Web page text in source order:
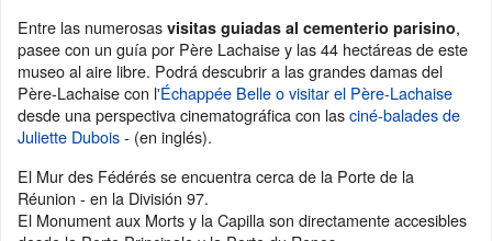
Entre las numerosas visitas guiadas al cementerio parisino,
pasee con un guía por Père Lachaise y las 44 hectáreas de este
museo al aire libre. Podrá descubrir a las grandes damas del
Père-Lachaise con l'Échappée Belle o visitar el Père-Lachaise
desde una perspectiva cinematográfica con lasciné-balades de
Juliette Dubois- (en inglés).
El Mur des Fédérés se encuentra cerca de la Porte de la
Réunion - en la División 97.
El Monument aux Morts y la Capilla son directamente accesibles